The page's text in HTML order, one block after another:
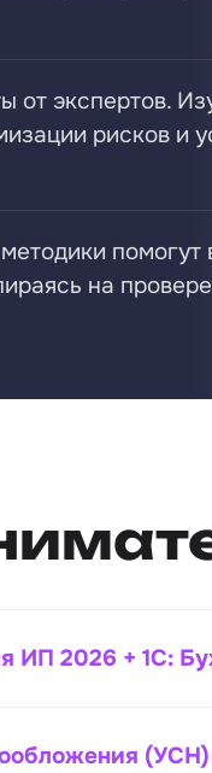
от экспертов.
рисков и
помогут
на
ИП 2026 + 1С:
(УСН)